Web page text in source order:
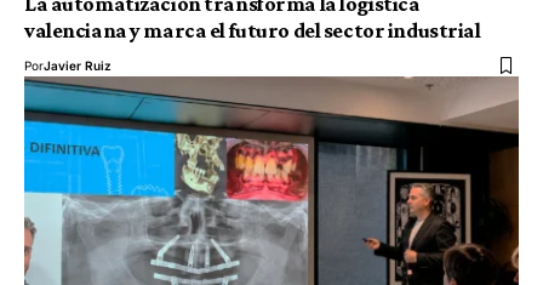
valenciana y marca el futuro del sector industrial
PorJavier Ruiz